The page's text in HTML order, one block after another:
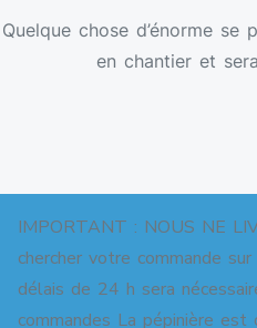
IMPORTANT : NOUS NE
chercher votre commande
délais de 24 h sera
commandes La pépinière
Quelque chose d’énorme
en chantier et